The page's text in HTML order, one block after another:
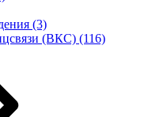
(3)
(ВКС) (116)